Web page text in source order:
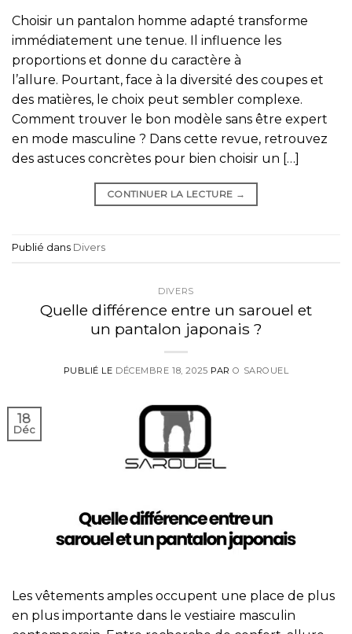
Choisir un pantalon homme adapté transforme
immédiatement une tenue. Il influence les
proportions et donne du caractère à
l’allure. Pourtant, face à la diversité des coupes et
des matières, le choix peut sembler complexe.
Comment trouver le bon modèle sans être expert
en mode masculine ? Dans cette revue, retrouvez
des astuces concrètes pour bien choisir un […]
CONTINUER LA LECTURE →
Publié dans Divers
DIVERS
Quelle différence entre un sarouel et
un pantalon japonais ?
PUBLIÉ LE DÉCEMBRE 18, 2025 PARO SAROUEL
18
Déc
Les vêtements amples occupent une place de plus
en plus importante dans le vestiaire masculin